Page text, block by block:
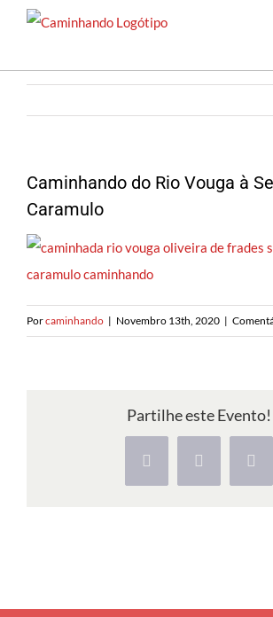
Saltar
Caminhando do Rio Vouga à
Caramulo
Porcaminhando | Novembro 13th, 2020 |
Partilhe este Evento!
Facebook
X